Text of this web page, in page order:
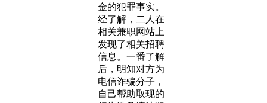
金的犯罪事实。
经了解，二人在
相关兼职网站上
发现了相关招聘
信息。一番了解
后，明知对方为
电信诈骗分子，
自己帮助取现的